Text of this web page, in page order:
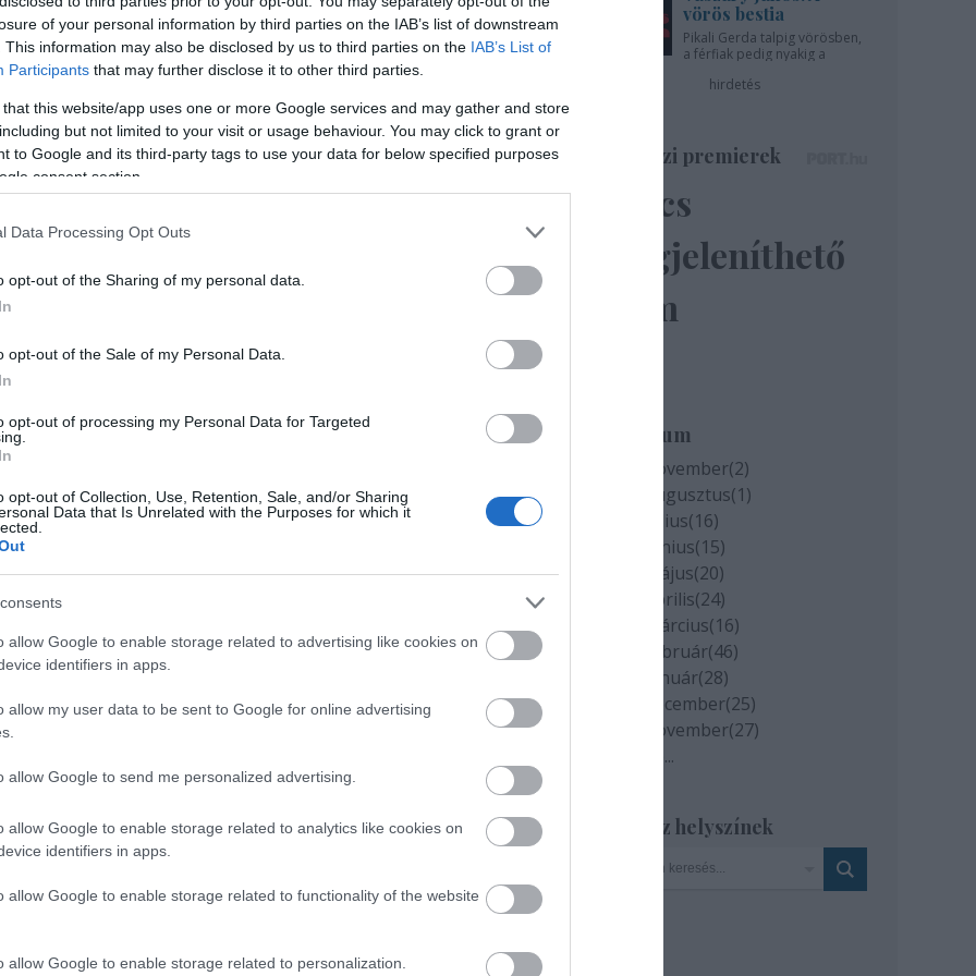
of your personal information by third parties on the IAB’s list of downstream
This information may also be disclosed by us to third parties on the IAB’s List of
Participants that may further disclose it to other third parties.
that this website/app uses one or more Google services and may gather and store
but not limited to your visit or usage behaviour. You may click to grant or
to Google and its third-party tags to use your data for below specified purposes
consent section.
Data Processing Opt Outs
opt-out of the Sharing of my personal data.
opt-out of the Sale of my Personal Data.
opt-out of processing my Personal Data for Targeted
opt-out of Collection, Use, Retention, Sale, and/or Sharing
Data that Is Unrelated with the Purposes for which it
allow Google to enable storage related to advertising like cookies on
identifiers in apps.
allow my user data to be sent to Google for online advertising
allow Google to send me personalized advertising.
allow Google to enable storage related to analytics like cookies on
identifiers in apps.
allow Google to enable storage related to functionality of the website
allow Google to enable storage related to personalization.
Zoltán Gergely, MTI
2008 óta pedig a Miskolci Nemzeti
Alina Nelega kortárs román drámaíró darabjanak,
volt. Azóta számos produkciókban vett reszt, a
alakítás" díjjal jutalmazta, a nagybányai ATELIER
i Nemzetközi Stúdiószínházi Fesztiválon is, a
részesítette. A XVII. nagyváradi Rövid Drama
alló zsűri ismét "Legjobb színészi alakítás" díjjal
Fesztivál nagydíját és trófeáját nyerte el,
színész, aki csillagot kapott a bákói színház előtti
Nemzeti Színháznak, ahol számos főszerepet
ott lesz a POSZT-on a Miskolci Nemzeti Színházzal:
alakítja, Georg Büchner
-ében pedig
vörös bestia
Pikali Gerda talpig vörösben,
a férfiak pedig nyakig a
hirdetés
Színházi premierek
Nincs
megjeleníthető
elem
Archívum
2020 november(2)
2020 augusztus(1)
2020 július(16)
2020 június(15)
2020 május(20)
2020 április(24)
2020 március(16)
2020 február(46)
2020 január(28)
2019 december(25)
2019 november(27)
...
Szinház helyszínek